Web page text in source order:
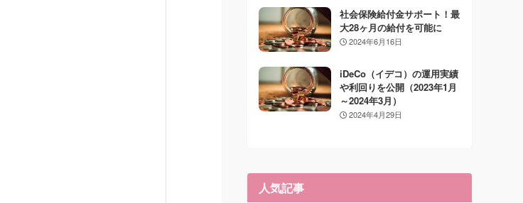
社会保険給付金サポート！最
大28ヶ月の給付を可能に
2024年6月16日
iDeCo（イデコ）の運用実績
や利回りを公開（2023年1月
～2024年3月）
2024年4月29日
人気記事